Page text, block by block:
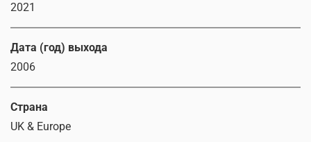
2021
Дата (год) выхода
2006
Страна
UK & Europe